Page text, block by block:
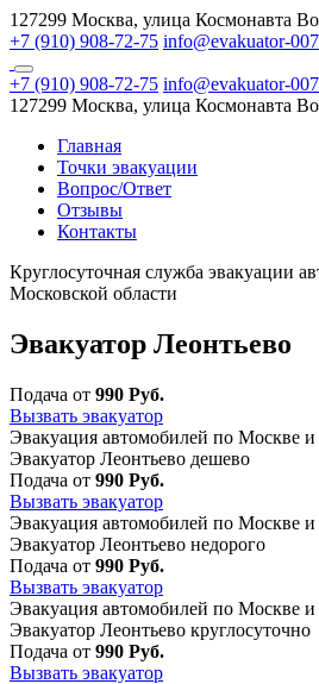
127299 Москва, улица Космонавта
+7 (910) 908-72-75 info@evakuator-
+7 (910) 908-72-75 info@evakuator-
127299 Москва, улица Космонавта
Главная
Точки эвакуации
Вопрос/Ответ
Отзывы
Контакты
Круглосуточная служба эвакуации
Московской области
Эвакуатор Леонтьево
Подача от 990 Руб.
Вызвать эвакуатор
Эвакуация автомобилей по Москве и
Эвакуатор Леонтьево дешево
Подача от 990 Руб.
Вызвать эвакуатор
Эвакуация автомобилей по Москве и
Эвакуатор Леонтьево недорого
Подача от 990 Руб.
Вызвать эвакуатор
Эвакуация автомобилей по Москве и
Эвакуатор Леонтьево круглосуточно
Подача от 990 Руб.
Вызвать эвакуатор